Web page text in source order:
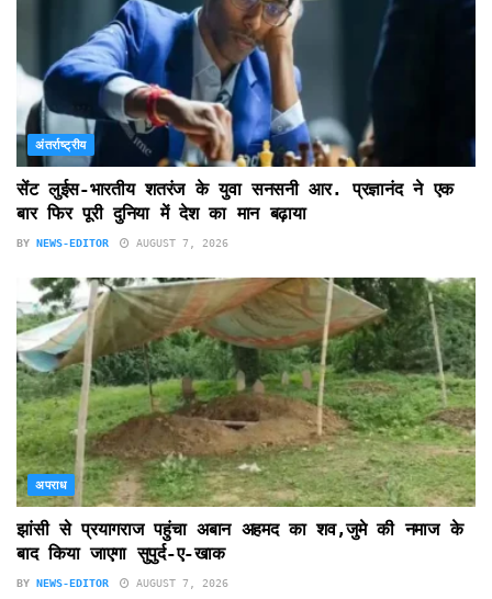
अंतर्राष्ट्रीय
सेंट लुईस-भारतीय शतरंज के युवा सनसनी आर. प्रज्ञानंद ने एक
बार फिर पूरी दुनिया में देश का मान बढ़ाया
BY NEWS-EDITOR AUGUST 7, 2026
अपराध
झांसी से प्रयागराज पहुंचा अबान अहमद का शव,जुमे की नमाज के
बाद किया जाएगा सुपुर्द-ए-खाक
BY NEWS-EDITOR AUGUST 7, 2026